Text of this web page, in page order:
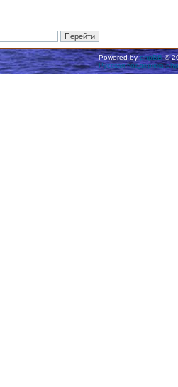
Powered byphpBB©
Русская поддержка